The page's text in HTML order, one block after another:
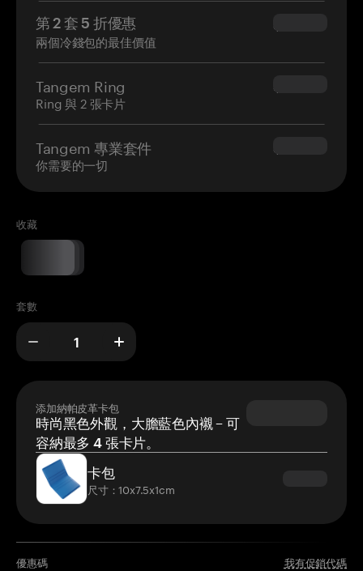
第 2 套 5 折優惠
兩個冷錢包的最佳價值
$34.95
Tangem Ring
Ring 與 2 張卡片
$160.00
Tangem 專業套件
你需要的一切
$180.00
收藏
套數
添加納帕皮革卡包
時尚黑色外觀，大膽藍色內襯 – 可
容納最多 4 張卡片。
卡包
尺寸：10x7.5x1cm
優惠碼 我有促銷代碼